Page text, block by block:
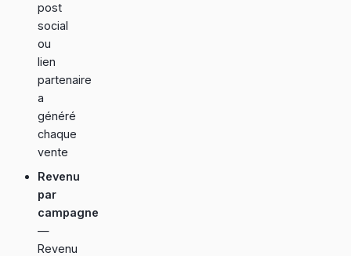
post
social
ou
lien
partenaire
a
généré
chaque
vente
Revenu
par
campagne
—
Revenu